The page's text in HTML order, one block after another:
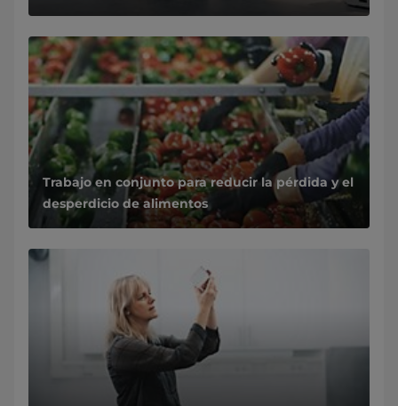
Trabajo en conjunto para reducir la pérdida y el
desperdicio de alimentos